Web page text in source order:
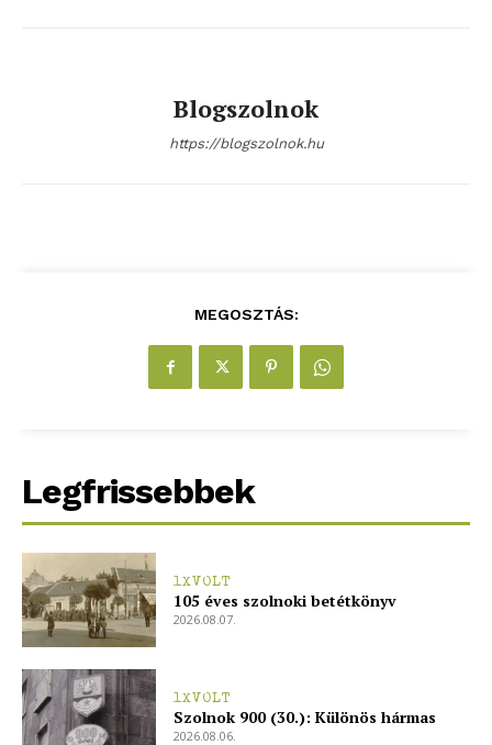
Blogszolnok
https://blogszolnok.hu
MEGOSZTÁS:
Legfrissebbek
1XVOLT
105 éves szolnoki betétkönyv
2026.08.07.
1XVOLT
Szolnok 900 (30.): Különös hármas
2026.08.06.